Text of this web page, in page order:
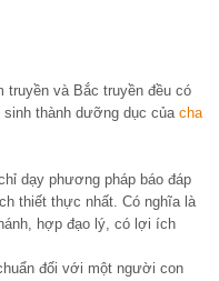
truyền và Bắc truyền đều có
sinh thành dưỡng dục của cha
dạy phương pháp báo đáp
thiết thực nhất. Có nghĩa là
hợp đạo lý, có lợi ích
đối với một người con